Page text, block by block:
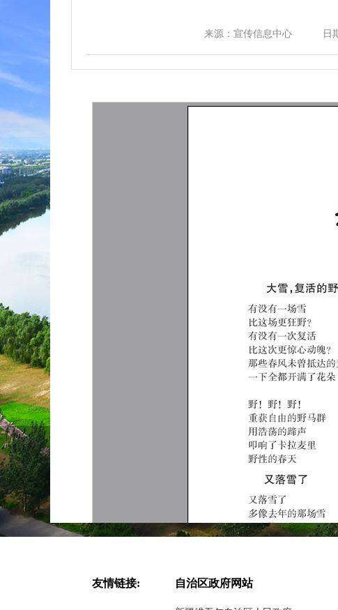
来源：宣传信息中心 日
友情链接: 自治区政府网站